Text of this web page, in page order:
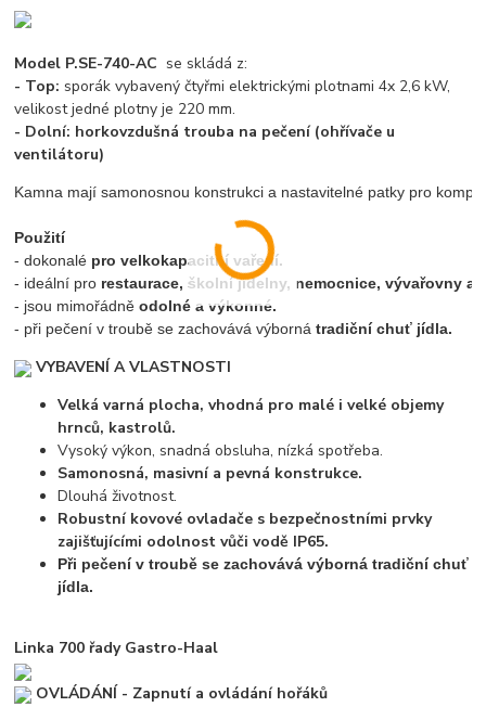
Model P.SE-740-AC se skládá z:
- Top: sporák vybavený čtyřmi elektrickými plotnami 4x 2,6 kW,
velikost jedné plotny je 220 mm.
- Dolní: horkovzdušná trouba na pečení (ohřívače u
ventilátoru)
Kamna mají samonosnou konstrukci a nastavitelné patky pro
Použití
- dokonalé pro velkokapacitní vaření.
- ideální pro restaurace, školní jídelny, nemocnice, vývařovny a
- jsou mimořádně odolné a výkonné.
- při pečení v troubě se zachovává výborná tradiční chuť jídla.
VYBAVENÍ A VLASTNOSTI
Velká varná plocha, vhodná pro malé i velké objemy
hrnců, kastrolů.
Vysoký výkon, snadná obsluha, nízká spotřeba.
Samonosná, masivní a pevná konstrukce.
Dlouhá životnost.
Robustní kovové ovladače s bezpečnostními prvky
zajišťujícími odolnost vůči vodě IP65.
Při pečení v troubě se zachovává výborná tradiční chuť
jídla.
Linka 700 řady Gastro-Haal
OVLÁDÁNÍ - Zapnutí a ovládání hořáků